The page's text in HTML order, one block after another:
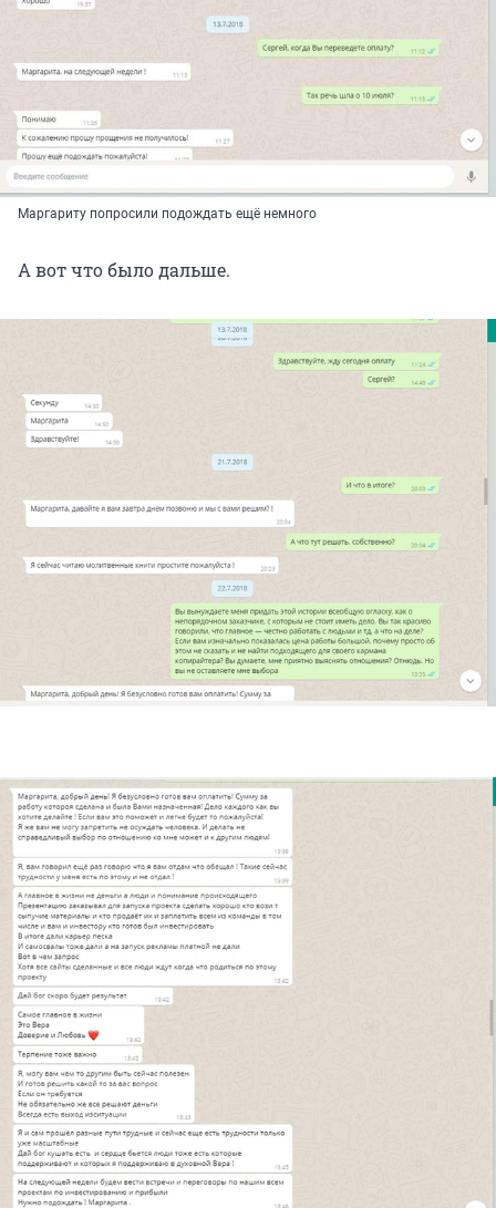
Маргариту попросили подождать ещё немного
А вот что было дальше.